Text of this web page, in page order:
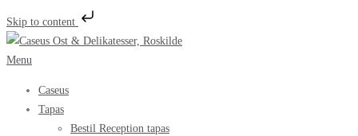
Skip to content
Spring
til
Menu
Caseus
Tapas
Bestil Reception tapas